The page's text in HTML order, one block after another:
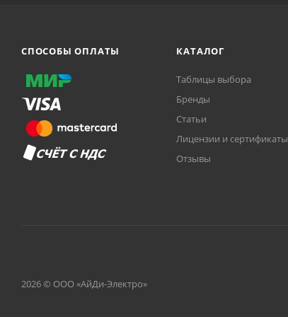
СПОСОБЫ ОПЛАТЫ КАТАЛОГ
Таблицы выбора
Бренды
Статьи
Лицензии и сертификаты
Отзывы
2026 © ООО «АйДи-Электро»